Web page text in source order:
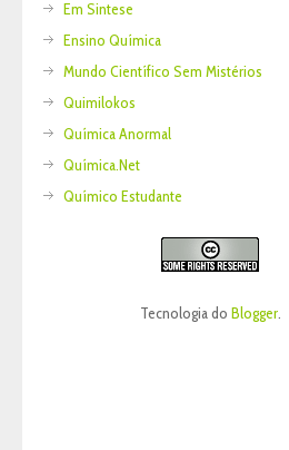
Em Sintese
Ensino Química
Mundo Científico Sem Mistérios
Quimilokos
Química Anormal
Química.Net
Químico Estudante
Tecnologia do Blogger.